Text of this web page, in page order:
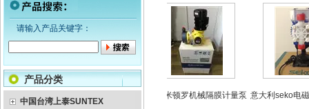
请输入产品关键字：
产品分类
中国台湾上泰SUNTEX
泵加药
工业在线ph/orp计变送器 美国米顿罗机械隔膜计量泵 意大利seko电磁